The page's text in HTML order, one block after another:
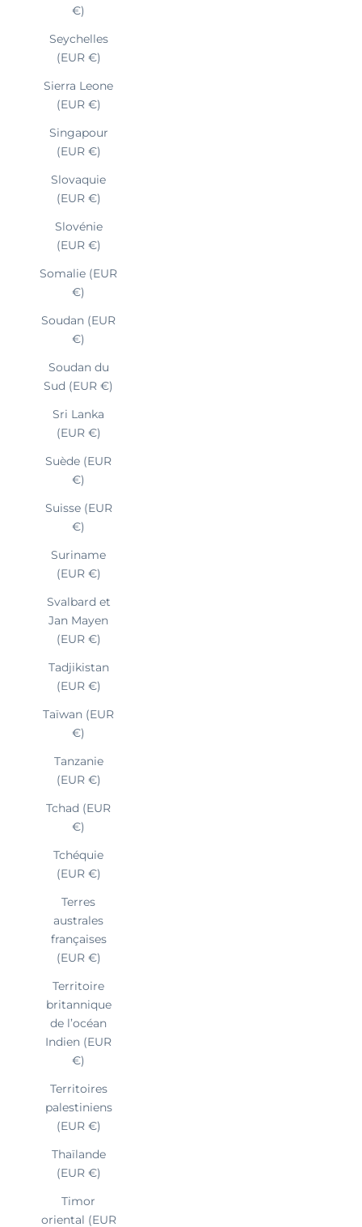
€)
Seychelles
(EUR €)
Sierra Leone
(EUR €)
Singapour
(EUR €)
Slovaquie
(EUR €)
Slovénie
(EUR €)
Somalie (EUR
€)
Soudan (EUR
€)
Soudan du
Sud (EUR €)
Sri Lanka
(EUR €)
Suède (EUR
€)
Suisse (EUR
€)
Suriname
(EUR €)
Svalbard et
Jan Mayen
(EUR €)
Tadjikistan
(EUR €)
Taïwan (EUR
€)
Tanzanie
(EUR €)
Tchad (EUR
€)
Tchéquie
(EUR €)
Terres
australes
françaises
(EUR €)
Territoire
britannique
de l’océan
Indien (EUR
€)
Territoires
palestiniens
(EUR €)
Thaïlande
(EUR €)
Timor
oriental (EUR